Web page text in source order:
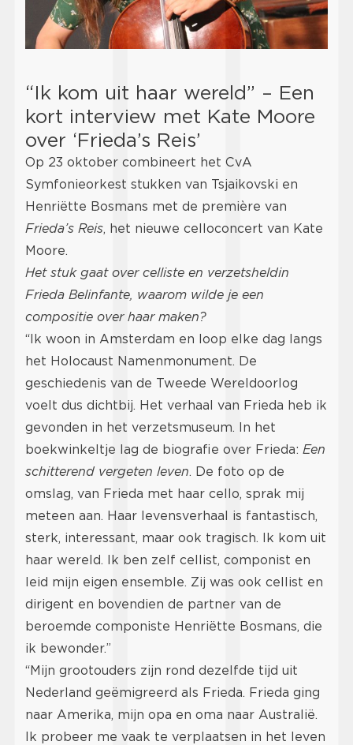
“Ik kom uit haar wereld” – Een
kort interview met Kate Moore
over ‘Frieda’s Reis’
Op 23 oktober combineert het CvA
Symfonieorkest stukken van Tsjaikovski en
Henriëtte Bosmans met de première van
Frieda’s Reis, het nieuwe celloconcert van Kate
Moore.
Het stuk gaat over celliste en verzetsheldin
Frieda Belinfante, waarom wilde je een
compositie over haar maken?
“Ik woon in Amsterdam en loop elke dag langs
het Holocaust Namenmonument. De
geschiedenis van de Tweede Wereldoorlog
voelt dus dichtbij. Het verhaal van Frieda heb ik
gevonden in het verzetsmuseum. In het
boekwinkeltje lag de biografie over Frieda: Een
schitterend vergeten leven. De foto op de
omslag, van Frieda met haar cello, sprak mij
meteen aan. Haar levensverhaal is fantastisch,
sterk, interessant, maar ook tragisch. Ik kom uit
haar wereld. Ik ben zelf cellist, componist en
leid mijn eigen ensemble. Zij was ook cellist en
dirigent en bovendien de partner van de
beroemde componiste Henriëtte Bosmans, die
ik bewonder.”
“Mijn grootouders zijn rond dezelfde tijd uit
Nederland geëmigreerd als Frieda. Frieda ging
naar Amerika, mijn opa en oma naar Australië.
Ik probeer me vaak te verplaatsen in het leven